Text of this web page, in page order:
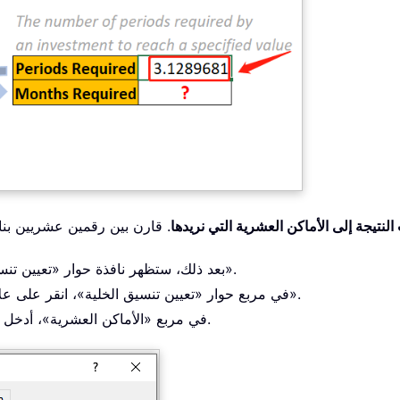
إلى الأماكن العشرية التي نريدها
حدد الخلية الناتجة F4، ثم اضغط CTRL+1. بعد ذلك، ستظهر نافذة حوار «تعيين تنسيق الخلية».
في مربع حوار «تعيين تنسيق الخلية»، انقر على علامة التبويب «رقم»، ثم اختر «رقم» من قائمة «الفئة».
في مربع «الأماكن العشرية»، أدخل 2 لتحديد عدد الأماكن العشرية التي ترغب في عرضها.